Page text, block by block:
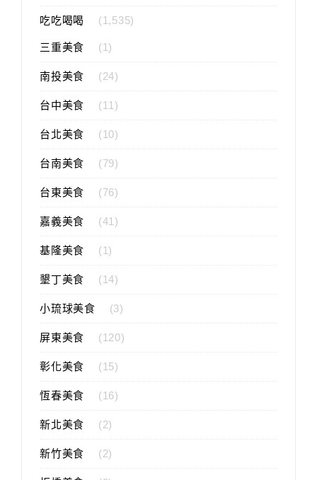
吃吃喝喝 (1,535)
三重美食 (1)
南投美食 (24)
台中美食 (11)
台北美食 (10)
台南美食 (79)
台東美食 (76)
嘉義美食 (41)
基隆美食 (1)
墾丁美食 (14)
小琉球美食 (3)
屏東美食 (120)
彰化美食 (15)
恆春美食 (16)
新北美食 (2)
新竹美食 (2)